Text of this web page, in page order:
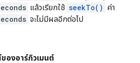
แล้วเรียกใช้ seekTo() ค่า
จะไม่มีผลอีกต่อไป
องอาร์กิวเมนต์